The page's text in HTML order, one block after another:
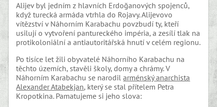
Alijev byl jedním z hlavních Erdoğanových spojenců,
když turecká armáda vtrhla do Rojavy. Alijevovo
vítězství v Náhorním Karabachu povzbudí ty, kteří
usilují o vytvoření pantureckého impéria, a zesílí tlak na
protikoloniální a antiautoritářská hnutí v celém regionu.
Po tisíce let žili obyvatelé Náhorního Karabachu na
těchto územích, stavěli školy, domy a chrámy. V
Náhorním Karabachu se narodilarménský anarchista
Alexander Atabekjan, který se stal přítelem Petra
Kropotkina. Pamatujeme si jeho slova: